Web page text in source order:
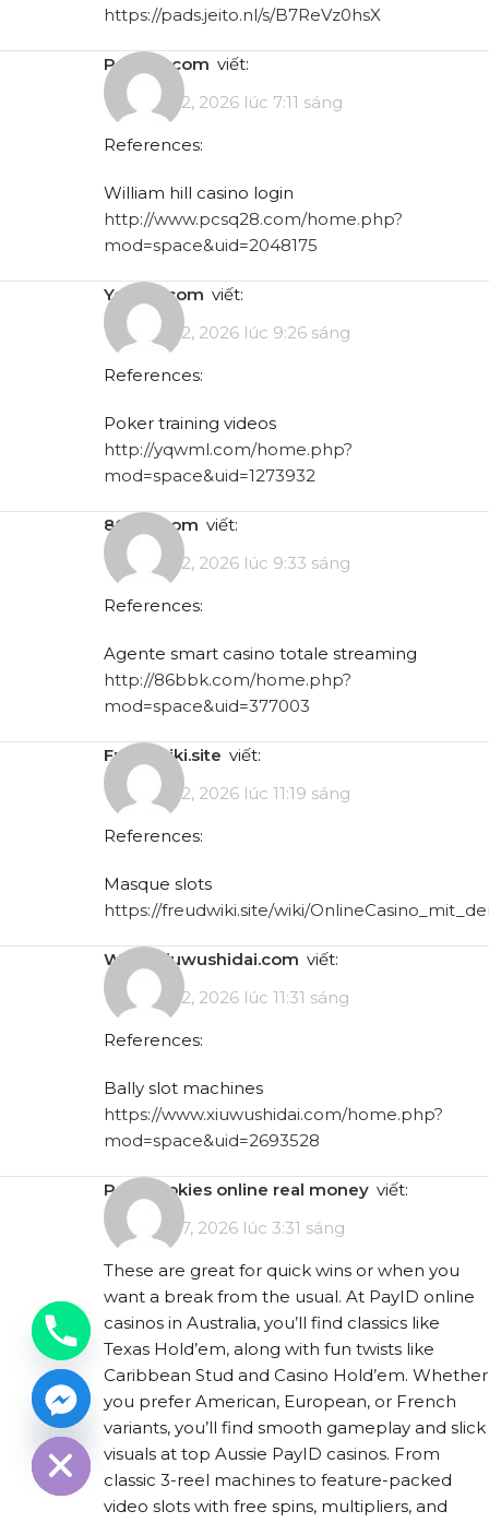
https://pads.jeito.nl/s/B7ReVz0hsX
pcsq28.com viết:
Tháng 5 12, 2026 lúc 7:11 sáng
References:
William hill casino login
http://www.pcsq28.com/home.php?
mod=space&uid=2048175
yqwml.com viết:
Tháng 5 12, 2026 lúc 9:26 sáng
References:
Poker training videos
http://yqwml.com/home.php?
mod=space&uid=1273932
86bbk.com viết:
Tháng 5 12, 2026 lúc 9:33 sáng
References:
Agente smart casino totale streaming
http://86bbk.com/home.php?
mod=space&uid=377003
freudwiki.site viết:
Tháng 5 12, 2026 lúc 11:19 sáng
References:
Masque slots
https://freudwiki.site/wiki/
www.xiuwushidai.com viết:
Tháng 5 12, 2026 lúc 11:31 sáng
References:
Bally slot machines
https://www.xiuwushidai.com/home.php?
mod=space&uid=2693528
payid pokies online real money viết:
Tháng 5 17, 2026 lúc 3:31 sáng
These are great for quick wins or when you
want a break from the usual. At PayID online
casinos in Australia, you’ll find classics like
Texas Hold’em, along with fun twists like
Caribbean Stud and Casino Hold’em. Whether
you prefer American, European, or French
variants, you’ll find smooth gameplay and slick
visuals at top Aussie PayID casinos. From
classic 3-reel machines to feature-packed
video slots with free spins, multipliers, and
Hide
chaty